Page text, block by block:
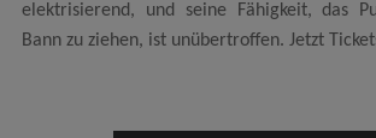
elektrisierend, und seine Fähigkeit, das
Bann zu ziehen, ist unübertroffen. Jetzt